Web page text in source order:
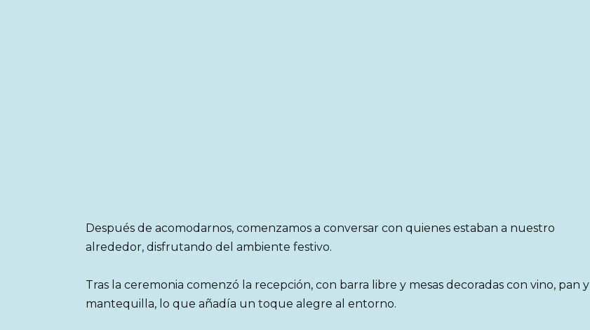
Después de acomodarnos, comenzamos a conversar con quienes estaban a nuestro
alrededor, disfrutando del ambiente festivo.
Tras la ceremonia comenzó la recepción, con barra libre y mesas decoradas con vino, pan y
mantequilla, lo que añadía un toque alegre al entorno.